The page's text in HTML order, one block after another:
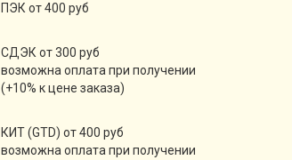
ПЭК от 400 руб
СДЭК от 300 руб
возможна оплата при получении
(+10% к цене заказа)
КИТ (GTD) от 400 руб
возможна оплата при получении